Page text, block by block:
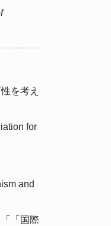
を考え
for
and
「国際